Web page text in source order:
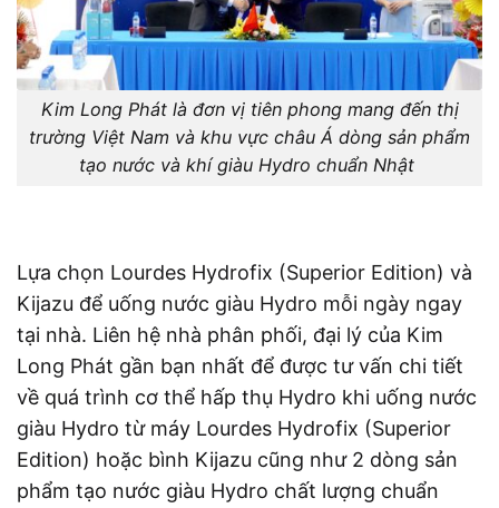
Kim Long Phát là đơn vị tiên phong mang đến thị
trường Việt Nam và khu vực châu Á dòng sản phẩm
tạo nước và khí giàu Hydro chuẩn Nhật
Lựa chọn Lourdes Hydrofix (Superior Edition) và
Kijazu để uống nước giàu Hydro mỗi ngày ngay
tại nhà. Liên hệ nhà phân phối, đại lý của Kim
Long Phát gần bạn nhất để được tư vấn chi tiết
về quá trình cơ thể hấp thụ Hydro khi uống nước
giàu Hydro từ máy Lourdes Hydrofix (Superior
Edition) hoặc bình Kijazu cũng như 2 dòng sản
phẩm tạo nước giàu Hydro chất lượng chuẩn